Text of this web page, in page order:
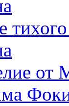
от